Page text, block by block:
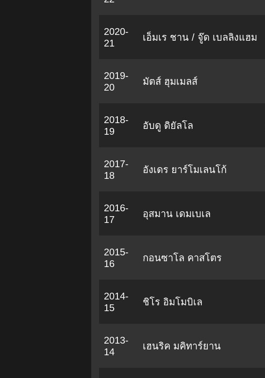
2020-
21
เอ็มเร ชาน / จู๊ด เบลลิงแฮม
2019-
20
มัตส์ ฮุมเมลส์
2018-
19
อับดู ดิยัลโล
2017-
18
อังเดร ยาร์โมเลนโก้
2016-
17
อุสมาน เดมเบเล
2015-
16
กอนซาโล คาสโตร
2014-
15
ชิโร อิมโมบิเล
2013-
14
เฮนริค มคิทาร์ยาน